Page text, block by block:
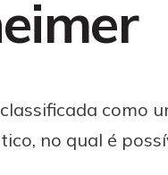
no qual é